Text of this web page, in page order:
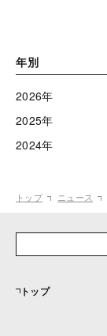
年別
2026年
2025年
2024年
トップ ニュース
トップ